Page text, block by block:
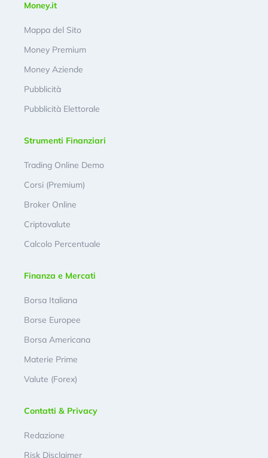
Money.it
Mappa del Sito
Money Premium
Money Aziende
Pubblicità
Pubblicità Elettorale
Strumenti Finanziari
Trading Online Demo
Corsi (Premium)
Broker Online
Criptovalute
Calcolo Percentuale
Finanza e Mercati
Borsa Italiana
Borse Europee
Borsa Americana
Materie Prime
Valute (Forex)
Contatti & Privacy
Redazione
Risk Disclaimer